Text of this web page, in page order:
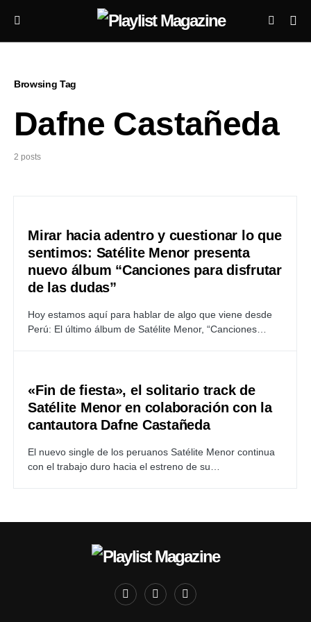
Browsing Tag
Dafne Castañeda
2 posts
Mirar hacia adentro y cuestionar lo que
sentimos: Satélite Menor presenta
nuevo álbum “Canciones para disfrutar
de las dudas”
Hoy estamos aquí para hablar de algo que viene desde
Perú: El último álbum de Satélite Menor, “Canciones…
«Fin de fiesta», el solitario track de
Satélite Menor en colaboración con la
cantautora Dafne Castañeda
El nuevo single de los peruanos Satélite Menor continua
con el trabajo duro hacia el estreno de su…